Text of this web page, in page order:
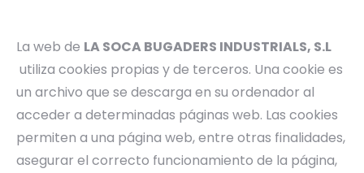
La web de LA SOCA BUGADERS INDUSTRIALS, S.L
utiliza cookies propias y de terceros. Una cookie es
un archivo que se descarga en su ordenador al
acceder a determinadas páginas web. Las cookies
permiten a una página web, entre otras finalidades,
asegurar el correcto funcionamiento de la página,